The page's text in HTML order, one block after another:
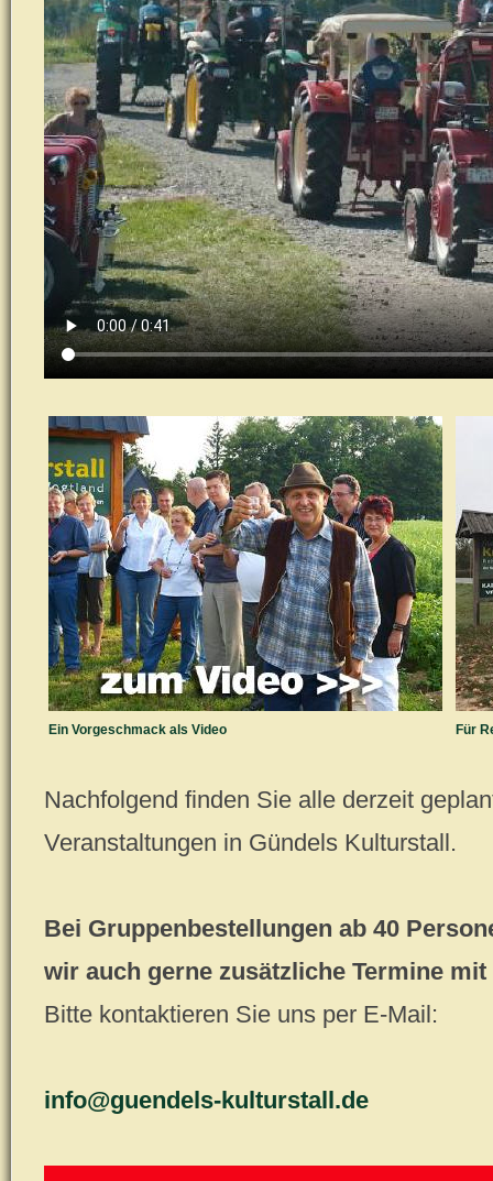
Ein Vorgeschmack als Video Für
Nachfolgend finden Sie alle derzeit
Veranstaltungen in Gündels Kulturstall.
Bei Gruppenbestellungen ab 40
wir auch gerne zusätzliche Termine mit
Bitte kontaktieren Sie uns per E-Mail:
info@guendels-kulturstall.de